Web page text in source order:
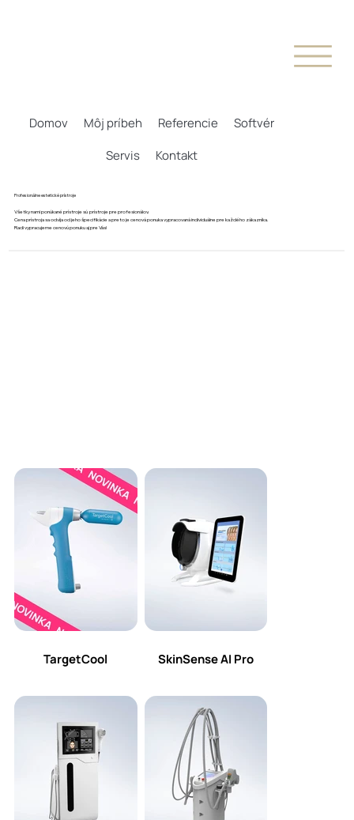
Domov Môj príbeh Referencie
Softvér
Servis
Kontakt
Profesionálne estetické prístroje
Všetky nami ponúkané prístroje sú prístroje pre profesionálov.
Cena prístroja sa odvíja od jeho špecifikácie a preto je cenová ponuka vypracovaná individuálne pre každého zákazníka.
Radi vypracujeme cenovú ponuku aj pre Vás!
TargetCool SkinSense AI Pro